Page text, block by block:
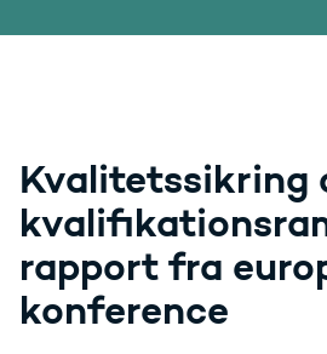
Kvalitetssikring
rapport fra
konference